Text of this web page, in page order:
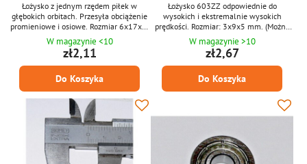
Łożysko z jednym rzędem piłek w
głębokich orbitach. Przesyła obciążenie
promieniowe i osiowe. Rozmiar 6x17x6.
(Produkt można zamówić po 1 sztuce,
zdjęcie jest tylko ilustracyjne.)
W magazynie <10
zł2,11
Do Koszyka
Łożysko 603ZZ odpowiednie do
wysokich i ekstremalnie wysokich
prędkości. Rozmiar: 3x9x5 mm. (Można
zamówić po 1 szt.)
W magazynie >10
zł2,67
Do Koszyka